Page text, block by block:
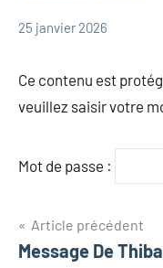
Messages
25 janvier 2026
admin
Ce contenu est
veuillez saisir votre
Mot de passe :
Navigation
Article précédent
Message De